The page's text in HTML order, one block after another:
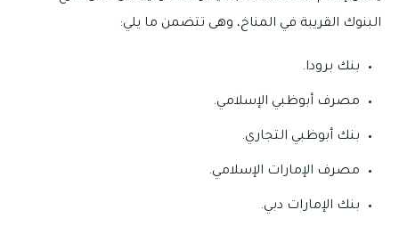
البنوك القريبة في المناخ، وهى تتضمن ما يلي:
بنك برودا.
مصرف أبوظبي الإسلامي.
بنك أبوظبي التجاري.
مصرف الإمارات الإسلامي.
بنك الإمارات دبي.